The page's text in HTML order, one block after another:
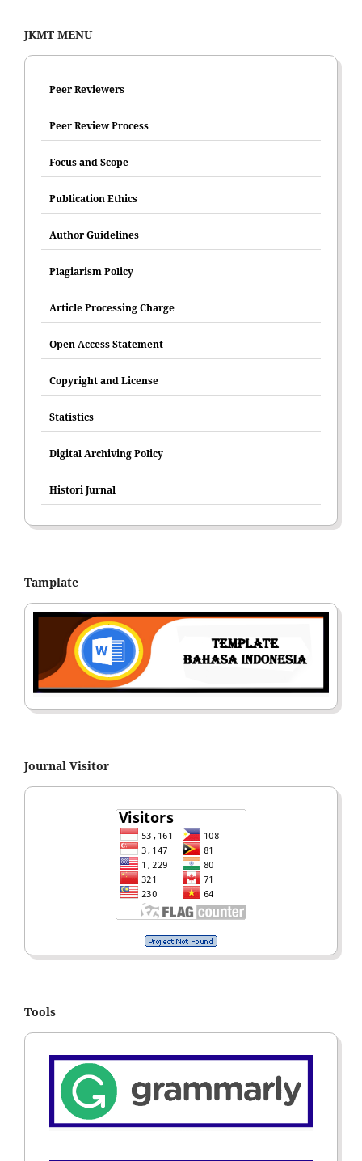
JKMT MENU
Peer Reviewers
Peer Review Process
Focus and Scope
Publication Ethics
Author Guidelines
Plagiarism Policy
Article Processing Charge
Open Access Statement
Copyright and License
Statistics
Digital Archiving Policy
Histori Jurnal
Tamplate
Journal Visitor
Tools